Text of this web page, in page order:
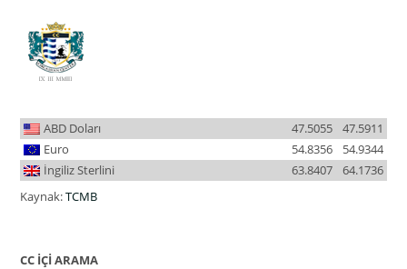
ABD Doları 47.5911
47.5055
Euro
54.9344
54.8356
İngiliz Sterlini
64.1736
63.8407
Kaynak:TCMB
CC İÇİ ARAMA